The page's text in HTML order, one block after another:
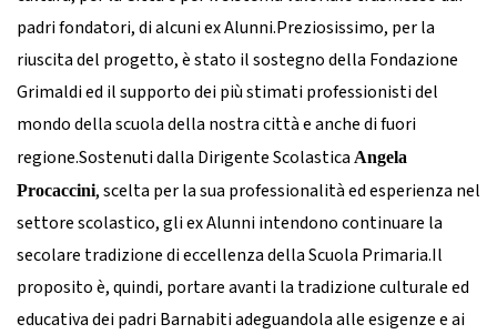
padri fondatori, di alcuni ex Alunni.Preziosissimo, per la
riuscita del progetto, è stato il sostegno della Fondazione
Grimaldi ed il supporto dei più stimati professionisti del
mondo della scuola della nostra città e anche di fuori
regione.Sostenuti dalla Dirigente Scolastica Angela
Procaccini, scelta per la sua professionalità ed esperienza nel
settore scolastico, gli ex Alunni intendono continuare la
secolare tradizione di eccellenza della Scuola Primaria.Il
proposito è, quindi, portare avanti la tradizione culturale ed
educativa dei padri Barnabiti adeguandola alle esigenze e ai